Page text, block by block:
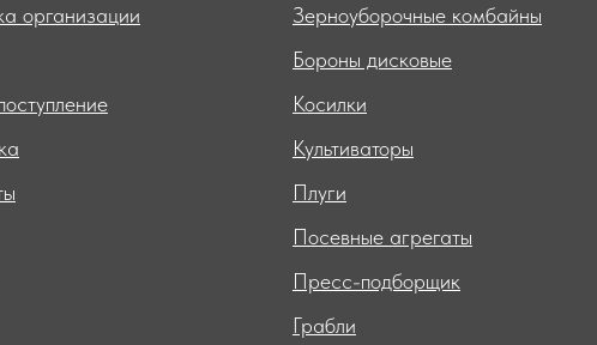
организации
Зерноуборочные комбайны
Бороны дисковые
Косилки
Культиваторы
Плуги
Посевные агрегаты
Пресс-подборщик
Грабли